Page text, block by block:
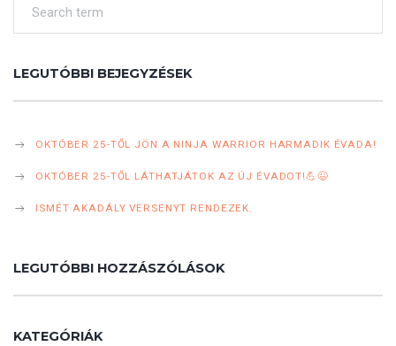
LEGUTÓBBI BEJEGYZÉSEK
OKTÓBER 25-TŐL JÖN A NINJA WARRIOR HARMADIK ÉVADA!
OKTÓBER 25-TŐL LÁTHATJÁTOK AZ ÚJ ÉVADOT!💪😉
ISMÉT AKADÁLY VERSENYT RENDEZEK.
LEGUTÓBBI HOZZÁSZÓLÁSOK
KATEGÓRIÁK